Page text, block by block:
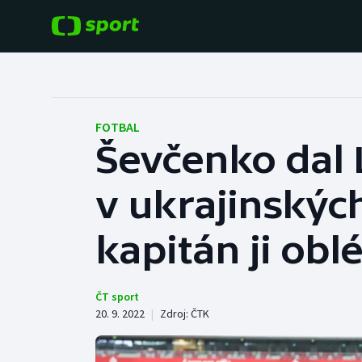
Hokej
Tenis
Atletika
Baseball a softbal
Basketbal
Biatlon
FOTBAL
Ševčenko dal
v
kapitán ji
ČT sport
20. 9. 2022 | Zdroj: ČTK